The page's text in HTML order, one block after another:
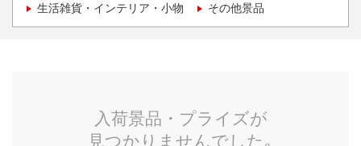
生活雑貨・インテリア・小物 その他景品